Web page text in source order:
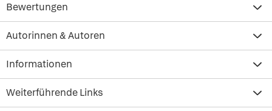
Bewertungen
Autorinnen & Autoren
Informationen
Weiterführende Links